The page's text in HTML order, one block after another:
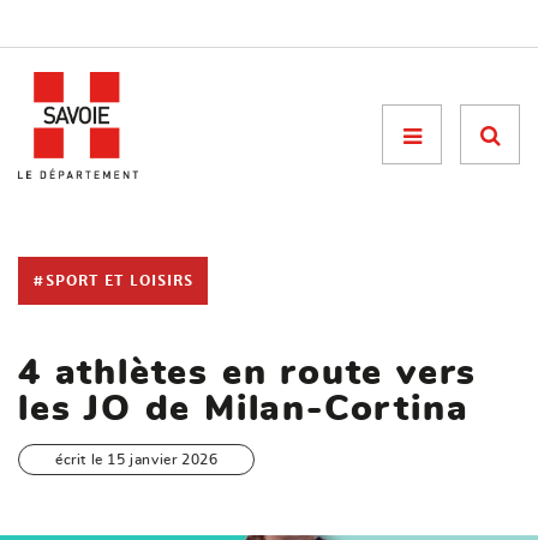
Menu

#SPORT ET LOISIRS
4 athlètes en route vers
les JO de Milan-Cortina
écrit le 15 janvier 2026